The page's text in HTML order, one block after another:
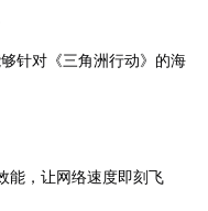
针对《三角洲行动》的海
能，让网络速度即刻飞